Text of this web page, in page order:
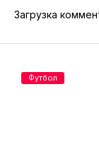
Загрузка
Футбол